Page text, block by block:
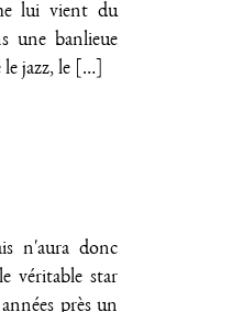
lui vient du
une banlieue
jazz, le
[…]
n'aura donc
véritable star
près un